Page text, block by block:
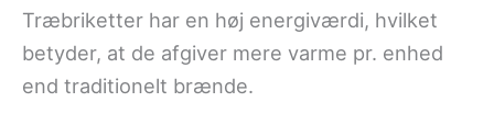
Træbriketter har en høj energiværdi, hvilket
betyder, at de afgiver mere varme pr. enhed
end traditionelt brænde.